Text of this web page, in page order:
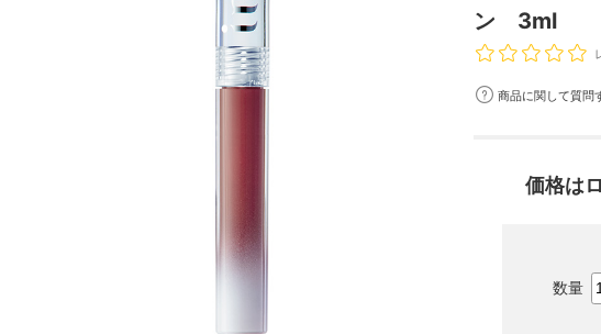
ン 3ml
商品に関して質問
価格は